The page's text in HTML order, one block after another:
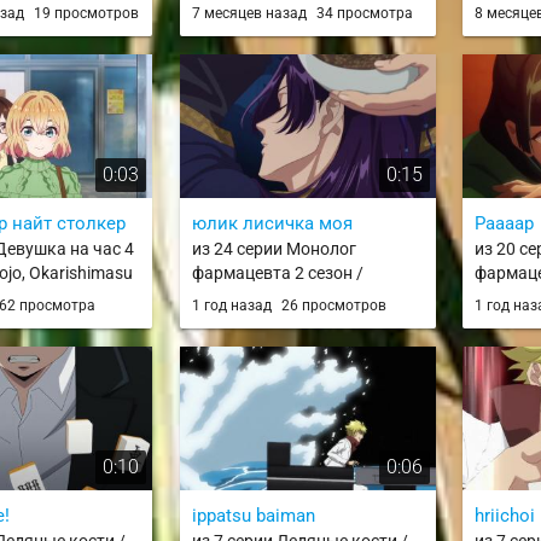
to Sekai ni
Mattaku Saikin
19 просмотров
поделаешь / Mattaku Saikin
7 месяцев назад 34 просмотра
своему
"Mugen
Moto
8
0:03
найт столкер
на час 4
Okarishimasu
62 просмотра
0:15
юлик лисичка моя
из 24 серии Монолог
фармацевта 2 сезон /
Kusuriya no Hitorigoto 2nd
1 год назад 26 просмотров
Раааар
из 20
1 год
0:10 0:06
ippatsu baiman hriichoi